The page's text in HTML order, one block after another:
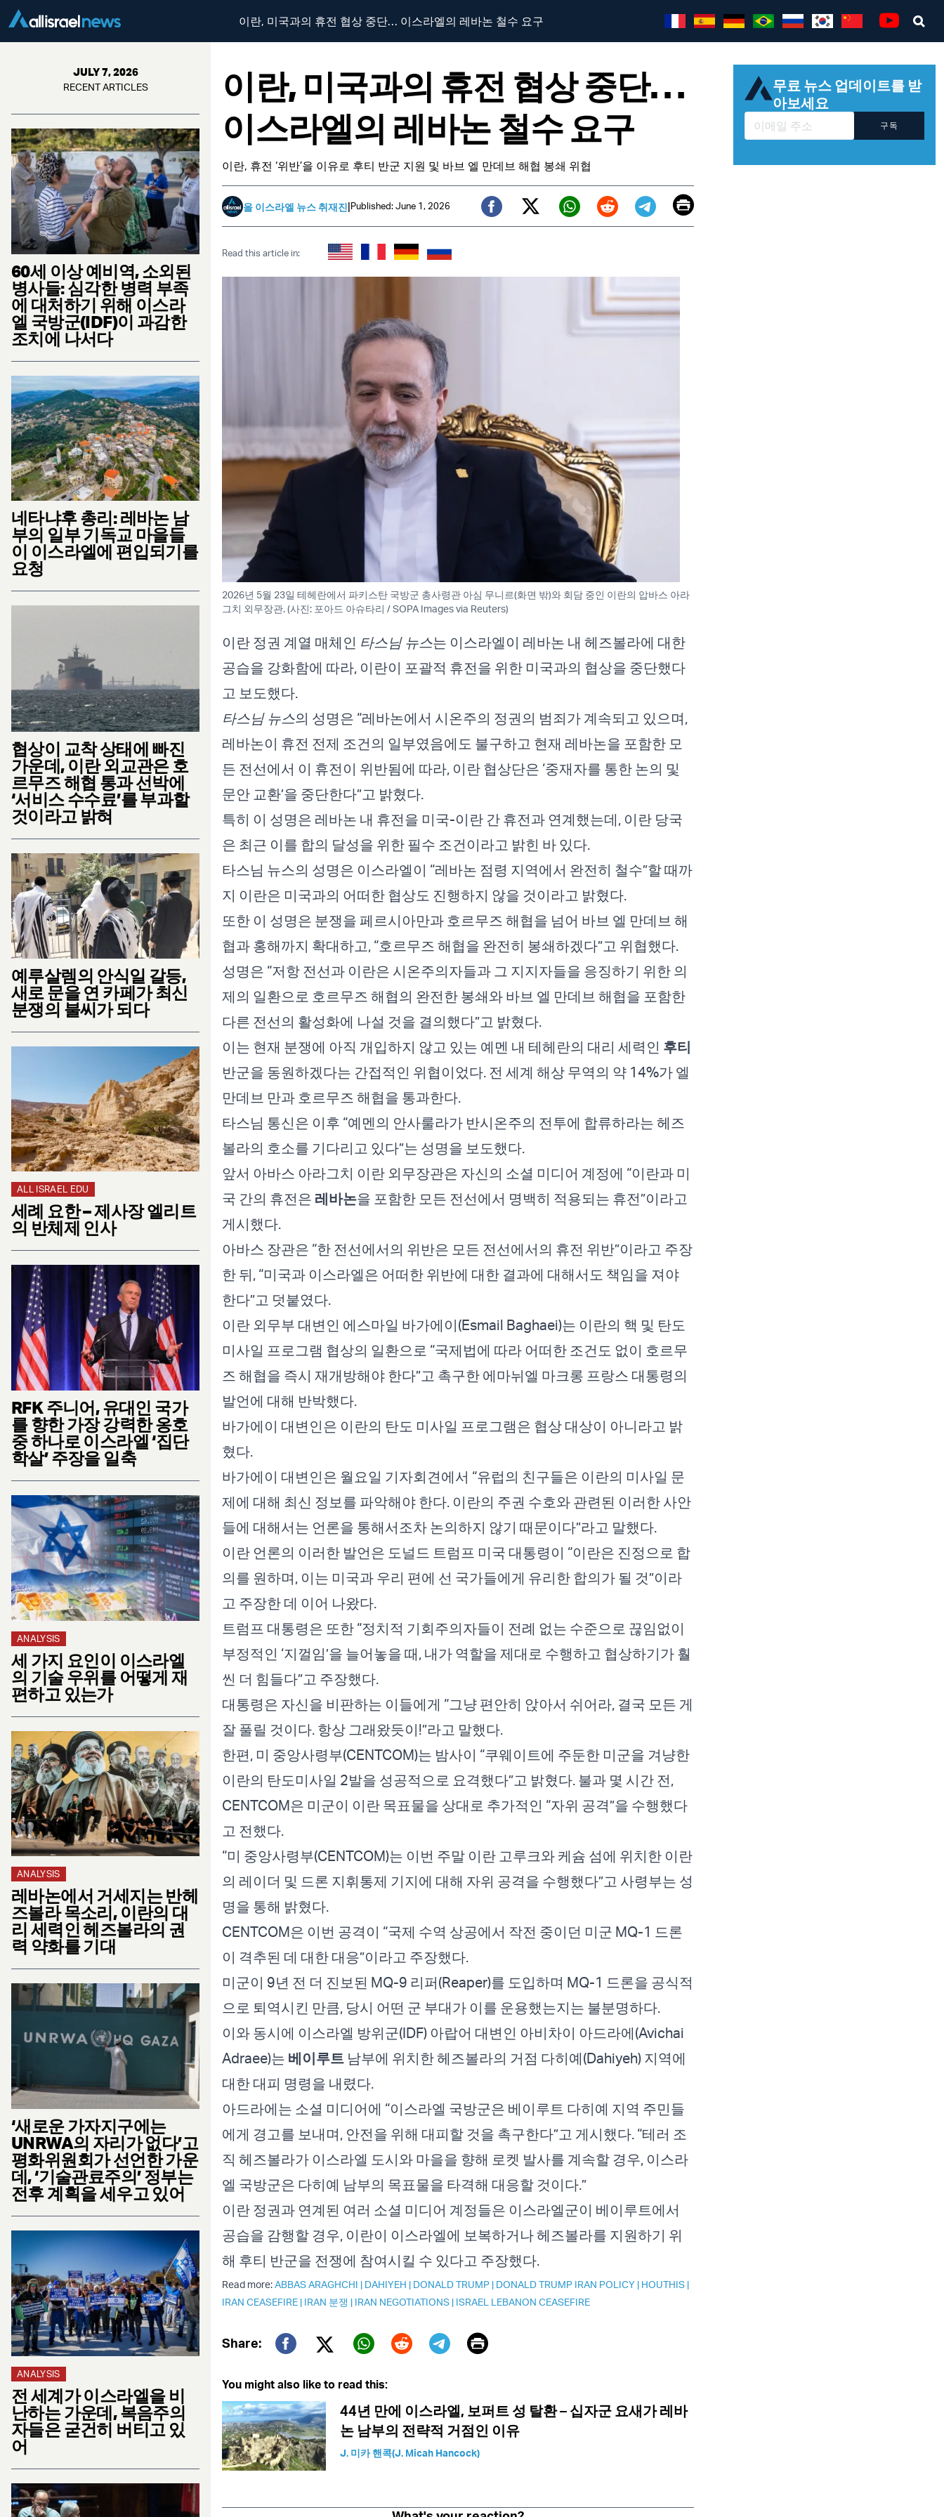
이란, 미국과의 휴전 협상 중단… 이스라엘의 레바논 철수 요구
JULY 7, 2026
RECENT ARTICLES
60세 이상 예비역, 소외된
병사들: 심각한 병력 부족
에 대처하기 위해 이스라
엘 국방군(IDF)이 과감한
조치에 나서다
네타냐후 총리: 레바논 남
부의 일부 기독교 마을들
이 이스라엘에 편입되기를
요청
협상이 교착 상태에 빠진
가운데, 이란 외교관은 호
르무즈 해협 통과 선박에
‘서비스 수수료’를 부과할
것이라고 밝혀
예루살렘의 안식일 갈등,
새로 문을 연 카페가 최신
분쟁의 불씨가 되다
ALL ISRAEL EDU
세례 요한 – 제사장 엘리트
의 반체제 인사
RFK 주니어, 유대인 국가
를 향한 가장 강력한 옹호
중 하나로 이스라엘 ‘집단
학살’ 주장을 일축
ANALYSIS
세 가지 요인이 이스라엘
의 기술 우위를 어떻게 재
편하고 있는가
ANALYSIS
레바논에서 거세지는 반헤
즈볼라 목소리, 이란의 대
리 세력인 헤즈볼라의 권
력 약화를 기대
‘새로운 가자지구에는
UNRWA의 자리가 없다’고
평화위원회가 선언한 가운
데, ‘기술관료주의’ 정부는
전후 계획을 세우고 있어
ANALYSIS
전 세계가 이스라엘을 비
난하는 가운데, 복음주의
자들은 굳건히 버티고 있
어
이란, 미국과의 휴전 협상 중단…
이스라엘의 레바논 철수 요구
이란, 휴전 ‘위반’을 이유로 후티 반군 지원 및 바브 엘 만데브 해협 봉쇄 위협
올 이스라엘 뉴스 취재진|Published: June 1, 2026
Facebook
Twitter (X)
Whatsapp
RedditTelegram
EmailPrint
Read this article in:
2026년 5월 23일 테헤란에서 파키스탄 국방군 총사령관 아심 무니르(화면 밖)와 회담 중인 이란의 압바스 아라
그치 외무장관. (사진: 포아드 아슈타리 / SOPA Images via Reuters)
이란 정권 계열 매체인 타스님 뉴스는 이스라엘이 레바논 내 헤즈볼라에 대한
공습을 강화함에 따라, 이란이 포괄적 휴전을 위한 미국과의 협상을 중단했다
고 보도했다.
타스님 뉴스의 성명은 “레바논에서 시온주의 정권의 범죄가 계속되고 있으며,
레바논이 휴전 전제 조건의 일부였음에도 불구하고 현재 레바논을 포함한 모
든 전선에서 이 휴전이 위반됨에 따라, 이란 협상단은 ‘중재자를 통한 논의 및
문안 교환’을 중단한다”고 밝혔다.
특히 이 성명은 레바논 내 휴전을 미국-이란 간 휴전과 연계했는데, 이란 당국
은 최근 이를 합의 달성을 위한 필수 조건이라고 밝힌 바 있다.
타스님 뉴스의 성명은 이스라엘이 “레바논 점령 지역에서 완전히 철수”할 때까
지 이란은 미국과의 어떠한 협상도 진행하지 않을 것이라고 밝혔다.
또한 이 성명은 분쟁을 페르시아만과 호르무즈 해협을 넘어 바브 엘 만데브 해
협과 홍해까지 확대하고, “호르무즈 해협을 완전히 봉쇄하겠다”고 위협했다.
성명은 “저항 전선과 이란은 시온주의자들과 그 지지자들을 응징하기 위한 의
제의 일환으로 호르무즈 해협의 완전한 봉쇄와 바브 엘 만데브 해협을 포함한
다른 전선의 활성화에 나설 것을 결의했다”고 밝혔다.
이는 현재 분쟁에 아직 개입하지 않고 있는 예멘 내 테헤란의 대리 세력인 후티
반군을 동원하겠다는 간접적인 위협이었다. 전 세계 해상 무역의 약 14%가 엘
만데브 만과 호르무즈 해협을 통과한다.
타스님 통신은 이후 “예멘의 안사룰라가 반시온주의 전투에 합류하라는 헤즈
볼라의 호소를 기다리고 있다”는 성명을 보도했다.
앞서 아바스 아라그치 이란 외무장관은 자신의 소셜 미디어 계정에 “이란과 미
국 간의 휴전은 레바논을 포함한 모든 전선에서 명백히 적용되는 휴전”이라고
게시했다.
아바스 장관은 “한 전선에서의 위반은 모든 전선에서의 휴전 위반”이라고 주장
한 뒤, “미국과 이스라엘은 어떠한 위반에 대한 결과에 대해서도 책임을 져야
한다”고 덧붙였다.
이란 외무부 대변인 에스마일 바가에이(Esmail Baghaei)는 이란의 핵 및 탄도
미사일 프로그램 협상의 일환으로 “국제법에 따라 어떠한 조건도 없이 호르무
즈 해협을 즉시 재개방해야 한다”고 촉구한 에마뉘엘 마크롱 프랑스 대통령의
발언에 대해 반박했다.
바가에이 대변인은 이란의 탄도 미사일 프로그램은 협상 대상이 아니라고 밝
혔다.
바가에이 대변인은 월요일 기자회견에서 “유럽의 친구들은 이란의 미사일 문
제에 대해 최신 정보를 파악해야 한다. 이란의 주권 수호와 관련된 이러한 사안
들에 대해서는 언론을 통해서조차 논의하지 않기 때문이다”라고 말했다.
이란 언론의 이러한 발언은 도널드 트럼프 미국 대통령이 “이란은 진정으로 합
의를 원하며, 이는 미국과 우리 편에 선 국가들에게 유리한 합의가 될 것”이라
고 주장한 데 이어 나왔다.
트럼프 대통령은 또한 “정치적 기회주의자들이 전례 없는 수준으로 끊임없이
부정적인 ‘지껄임’을 늘어놓을 때, 내가 역할을 제대로 수행하고 협상하기가 훨
씬 더 힘들다”고 주장했다.
대통령은 자신을 비판하는 이들에게 “그냥 편안히 앉아서 쉬어라, 결국 모든 게
잘 풀릴 것이다. 항상 그래왔듯이!”라고 말했다.
한편, 미 중앙사령부(CENTCOM)는 밤사이 “쿠웨이트에 주둔한 미군을 겨냥한
이란의 탄도미사일 2발을 성공적으로 요격했다”고 밝혔다. 불과 몇 시간 전,
CENTCOM은 미군이 이란 목표물을 상대로 추가적인 “자위 공격”을 수행했다
고 전했다.
“미 중앙사령부(CENTCOM)는 이번 주말 이란 고루크와 케슘 섬에 위치한 이란
의 레이더 및 드론 지휘통제 기지에 대해 자위 공격을 수행했다”고 사령부는 성
명을 통해 밝혔다.
CENTCOM은 이번 공격이 “국제 수역 상공에서 작전 중이던 미군 MQ-1 드론
이 격추된 데 대한 대응”이라고 주장했다.
미군이 9년 전 더 진보된 MQ-9 리퍼(Reaper)를 도입하며 MQ-1 드론을 공식적
으로 퇴역시킨 만큼, 당시 어떤 군 부대가 이를 운용했는지는 불분명하다.
이와 동시에 이스라엘 방위군(IDF) 아랍어 대변인 아비차이 아드라에(Avichai
Adraee)는 베이루트 남부에 위치한 헤즈볼라의 거점 다히예(Dahiyeh) 지역에
대한 대피 명령을 내렸다.
아드라에는 소셜 미디어에 “이스라엘 국방군은 베이루트 다히예 지역 주민들
에게 경고를 보내며, 안전을 위해 대피할 것을 촉구한다”고 게시했다. “테러 조
직 헤즈볼라가 이스라엘 도시와 마을을 향해 로켓 발사를 계속할 경우, 이스라
엘 국방군은 다히예 남부의 목표물을 타격해 대응할 것이다.”
이란 정권과 연계된 여러 소셜 미디어 계정들은 이스라엘군이 베이루트에서
공습을 감행할 경우, 이란이 이스라엘에 보복하거나 헤즈볼라를 지원하기 위
해 후티 반군을 전쟁에 참여시킬 수 있다고 주장했다.
Read more:ABBAS ARAGHCHI | DAHIYEH | DONALD TRUMP | DONALD TRUMP IRAN POLICY | HOUTHIS |
IRAN CEASEFIRE | IRAN 분쟁 | IRAN NEGOTIATIONS | ISRAEL LEBANON CEASEFIRE
Share:
Twitter (X)
Print
You might also like to read this:
44년 만에 이스라엘, 보퍼트 성 탈환 – 십자군 요새가 레바
논 남부의 전략적 거점인 이유
J. 미카 핸콕(J. Micah Hancock)
무료 뉴스 업데이트를 받
아보세요
구독